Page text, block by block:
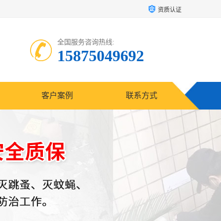
资质认证
全国服务咨询热线:
15875049692
客户案例 联系方式